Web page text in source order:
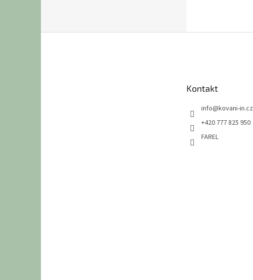
Kontakt
info@kovani-in.cz
+420 777 825 950
FAREL